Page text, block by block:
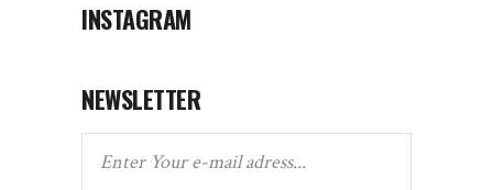
INSTAGRAM
NEWSLETTER